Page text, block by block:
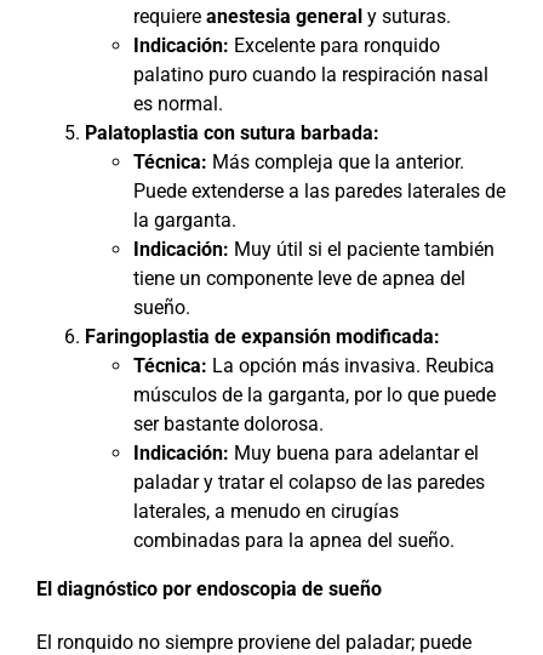
requiere anestesia generaly suturas.
Indicación: Excelente para ronquido
palatino puro cuando la respiración nasal
es normal.
Palatoplastia con sutura barbada:
Técnica: Más compleja que la anterior.
Puede extenderse a las paredes laterales de
la garganta.
Indicación: Muy útil si el paciente también
tiene un componente leve de apnea del
sueño.
Faringoplastia de expansión modificada:
Técnica: La opción más invasiva. Reubica
músculos de la garganta, por lo que puede
ser bastante dolorosa.
Indicación: Muy buena para adelantar el
paladar y tratar el colapso de las paredes
laterales, a menudo en cirugías
combinadas para la apnea del sueño.
El diagnóstico por endoscopia de sueño
El ronquido no siempre proviene del paladar; puede